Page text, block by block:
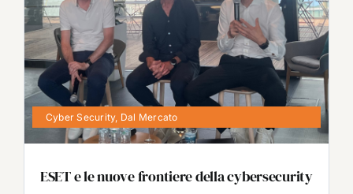
Cyber Security, Dal Mercato
ESET e le nuove frontiere della cybersecurity